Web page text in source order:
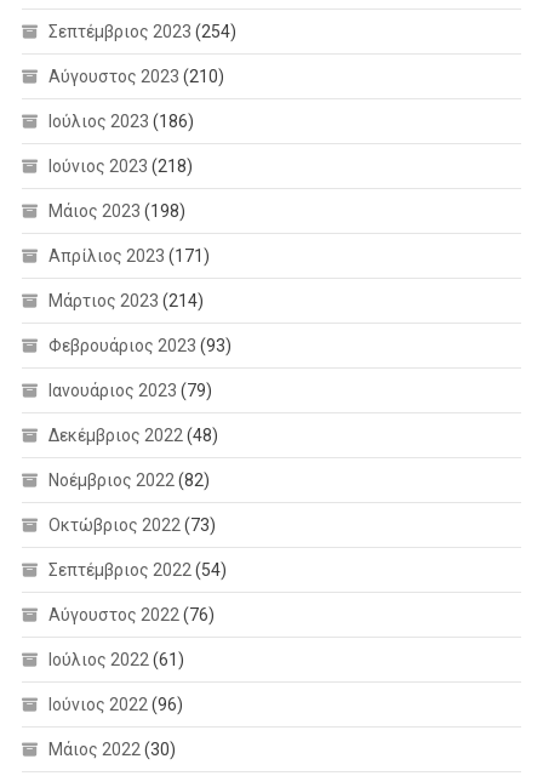
Σεπτέμβριος 2023 (254)
Αύγουστος 2023 (210)
Ιούλιος 2023 (186)
Ιούνιος 2023 (218)
Μάιος 2023 (198)
Απρίλιος 2023 (171)
Μάρτιος 2023 (214)
Φεβρουάριος 2023 (93)
Ιανουάριος 2023 (79)
Δεκέμβριος 2022 (48)
Νοέμβριος 2022 (82)
Οκτώβριος 2022 (73)
Σεπτέμβριος 2022 (54)
Αύγουστος 2022 (76)
Ιούλιος 2022 (61)
Ιούνιος 2022 (96)
Μάιος 2022 (30)